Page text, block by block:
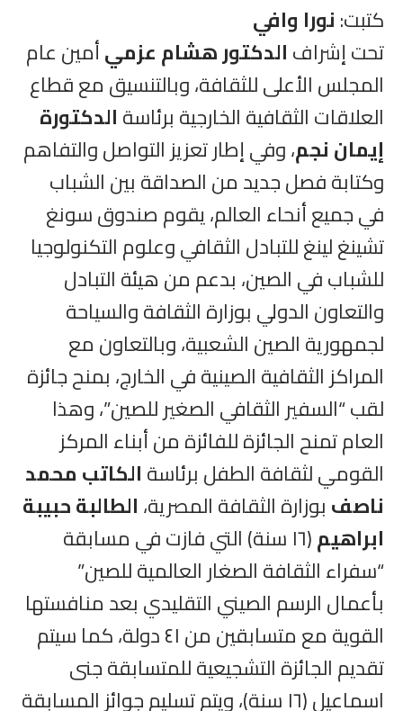
كتبت:نورا وافي
تحت إشرافالدكتور هشام عزميأمين عام
المجلس الأعلى للثقافة، وبالتنسيق مع قطاع
العلاقات الثقافية الخارجية برئاسةالدكتورة
إيمان نجم، وفي إطار تعزيز التواصل والتفاهم
وكتابة فصل جديد من الصداقة بين الشباب
في جميع أنحاء العالم، يقوم صندوق سونغ
تشينغ لينغ للتبادل الثقافي وعلوم التكنولوجيا
للشباب في الصين، بدعم من هيئة التبادل
والتعاون الدولي بوزارة الثقافة والسياحة
لجمهورية الصين الشعبية، وبالتعاون مع
المراكز الثقافية الصينية في الخارج، بمنح جائزة
لقب “السفير الثقافي الصغير للصين”، وهذا
العام تمنح الجائزة للفائزة من أبناء المركز
القومي لثقافة الطفل برئاسةالكاتب محمد
ناصفبوزارة الثقافة المصرية،الطالبة حبيبة
ابراهيم
(١٦ سنة) التي فازت في مسابقة
“سفراء الثقافة الصغار العالمية للصين”
بأعمال الرسم الصيني التقليدي بعد منافستها
القوية مع متسابقين من ٤١ دولة، كما سيتم
تقديم الجائزة التشجيعية للمتسابقة جنى
اسماعيل (١٦ سنة)، ويتم تسليم جوائز المسابقة